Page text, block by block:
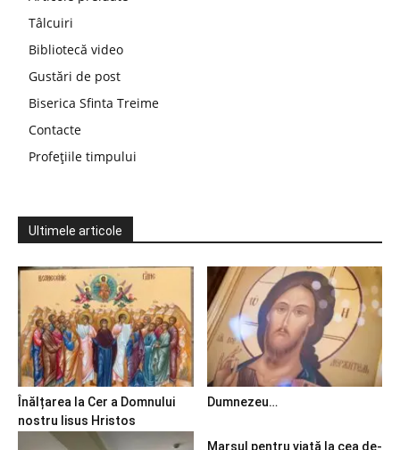
Tâlcuiri
Bibliotecă video
Gustări de post
Biserica Sfinta Treime
Contacte
Profețiile timpului
Ultimele articole
Înălțarea la Cer a Domnului
nostru Iisus Hristos
Dumnezeu…
Marșul pentru viață la cea de-